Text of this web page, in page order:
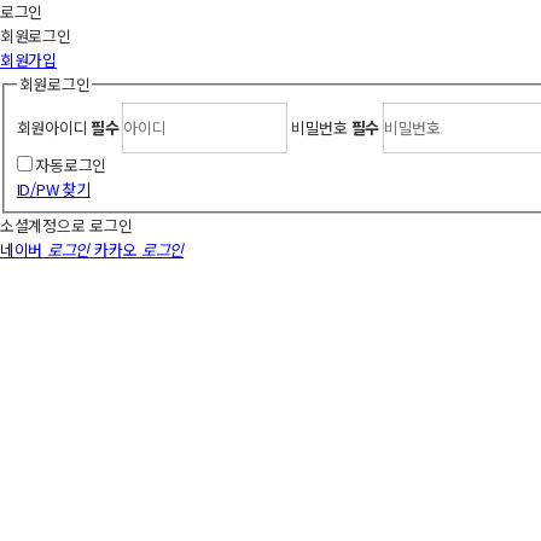
로그인
회원로그인
회원가입
회원로그인
회원아이디 필수 비밀번호 필수
자동로그인
ID/PW 찾기
소셜계정으로 로그인
네이버 로그인카카오 로그인